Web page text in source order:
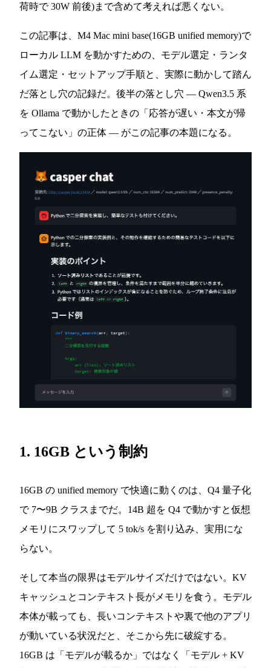
荷時で 30W 前後)まで含めて考えれば悪くない。
この記事は、M4 Mac mini base(16GB unified memory)で
ローカル LLM を動かすための、モデル選定・ランタ
イム選定・セットアップ手順と、実際に動かして踏ん
だ落とし穴の記録だ。後半の落とし穴 — Qwen3.5 系
を Ollama で動かしたときの「応答が遅い・本文が帰
ってこない」の正体 — がこの記事の本題になる。
1. 16GB という制約
16GB の unified memory で快適に動くのは、Q4 量子化
で 7〜9B クラスまでだ。14B 超を Q4 で動かすと仮想
メモリにスワップして 5 tok/s を割り込み、実用にな
らない。
そして本当の限界はモデルサイズだけではない。KV
キャッシュとコンテキスト長がメモリを食う。モデル
本体が載っても、長いコンテキストや裏で他のアプリ
が動いている状況だと、そこから先に破綻する。
16GB は「モデルが載るか」ではなく「モデル + KV